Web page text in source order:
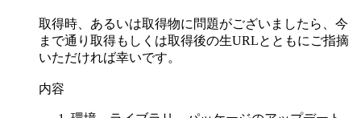
取得時、あるいは取得物に問題がございましたら、今
まで通り取得もしくは取得後の生URLとともにご指摘
いただければ幸いです。
内容